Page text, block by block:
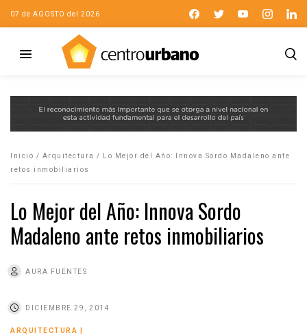
07 de AGOSTO del 2026
Inicio / Arquitectura /
Lo Mejor del Año: Innova Sordo Madaleno ante
retos inmobiliarios
Lo Mejor del Año: Innova Sordo
Madaleno ante retos inmobiliarios
AURA FUENTES
DICIEMBRE 29, 2014
ARQUITECTURA